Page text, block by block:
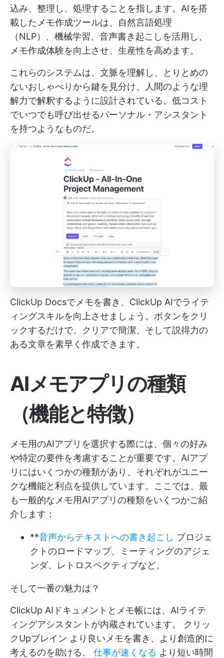
込み、整理し、処理することを指します。AIを搭
載したメモ作成ツールは、自然言語処理
（NLP）、機械学習、音声書き起こしを活用し、
メモ作成体験を向上させ、生産性を高めます。
これらのシステムは、文脈を理解し、とりとめの
ないおしゃべりから鍵を見分け、人間のような理
解力で解釈するように設計されている。低コスト
でいつでも呼び出せるパーソナル・アシスタント
を持つようなものだ。
ClickUp Docsでメモを書き、ClickUp AIでライテ
ィングスキルを向上させましょう。ボタンをクリ
ックするだけで、クリアで簡潔、そして説得力の
ある文章を素早く作成できます。
AIメモアプリの種類
（機能と特徴）
メモ用のAIアプリを選択する際には、個々の好み
や特定の要件を考慮することが重要です。AIアプ
リにはいくつかの種類があり、それぞれがユニー
クな機能と利点を提供しています。ここでは、最
も一般的なメモ用AIアプリの種類をいくつかご紹
介します：
**音声からテキストへの書き起こし プロジェ
クトのロードマップ、ミーティングのアジェ
ンダ、レトロスペクティブなど。
そして一番の魅力は？
ClickUp AIドキュメントとメモ帳には、AIライテ
ィングアシスタントが内蔵されています。 クリッ
クUpブレイン より良いメモを書き、より創造的に
考えるのを助ける、 仕事が速くなる より短い時間